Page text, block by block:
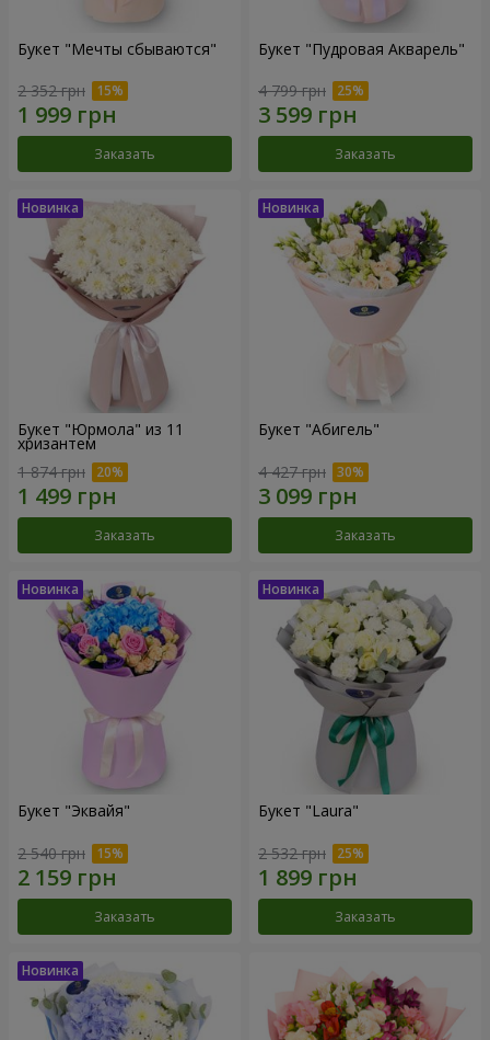
Букет "Мечты сбываются"
2 352 грн
Заказать
Букет "Пудровая Акварель"
4 799 грн
Заказать
Букет "Юрмола" из 11
хризантем
1 874 грн
Заказать
Букет "Абигель"
4 427 грн
Заказать
Букет "Эквайя"
2 540 грн
Заказать
Букет "Laura"
2 532 грн
Заказать